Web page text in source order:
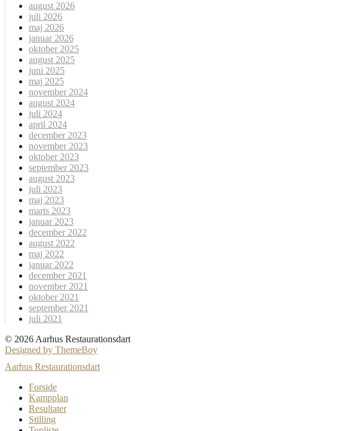
august 2026
juli 2026
maj 2026
januar 2026
oktober 2025
august 2025
juni 2025
maj 2025
november 2024
august 2024
juli 2024
april 2024
december 2023
november 2023
oktober 2023
september 2023
august 2023
juli 2023
maj 2023
marts 2023
januar 2023
december 2022
august 2022
maj 2022
januar 2022
december 2021
november 2021
oktober 2021
september 2021
juli 2021
© 2026 Aarhus Restaurationsdart
Designed by ThemeBoy
Aarhus Restaurationsdart
Forside
Kampplan
Resultater
Stilling